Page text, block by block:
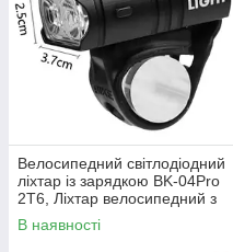
Велосипедний світлодіодний
ліхтар із зарядкою BK-04Pro
2T6, Ліхтар велосипедний з
акумулятором XI-90
В наявності